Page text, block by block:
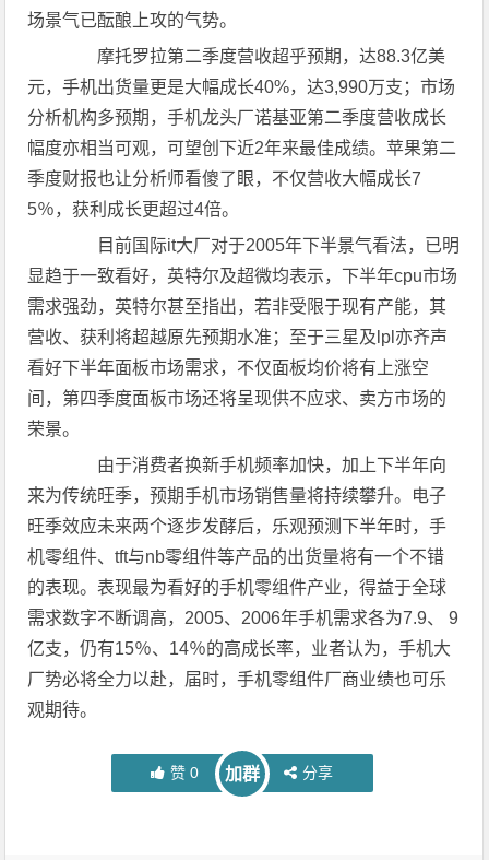
场景气已酝酿上攻的气势。
摩托罗拉第二季度营收超乎预期，达88.3亿美
元，手机出货量更是大幅成长40%，达3,990万支；市场
分析机构多预期，手机龙头厂诺基亚第二季度营收成长
幅度亦相当可观，可望创下近2年来最佳成绩。苹果第二
季度财报也让分析师看傻了眼，不仅营收大幅成长7
5％，获利成长更超过4倍。
目前国际it大厂对于2005年下半景气看法，已明
显趋于一致看好，英特尔及超微均表示，下半年cpu市场
需求强劲，英特尔甚至指出，若非受限于现有产能，其
营收、获利将超越原先预期水准；至于三星及lpl亦齐声
看好下半年面板市场需求，不仅面板均价将有上涨空
间，第四季度面板市场还将呈现供不应求、卖方市场的
荣景。
由于消费者换新手机频率加快，加上下半年向
来为传统旺季，预期手机市场销售量将持续攀升。电子
旺季效应未来两个逐步发酵后，乐观预测下半年时，手
机零组件、tft与nb零组件等产品的出货量将有一个不错
的表现。表现最为看好的手机零组件产业，得益于全球
需求数字不断调高，2005、2006年手机需求各为7.9、 9
亿支，仍有15％、14％的高成长率，业者认为，手机大
厂势必将全力以赴，届时，手机零组件厂商业绩也可乐
观期待。
赞 0 加群 分享